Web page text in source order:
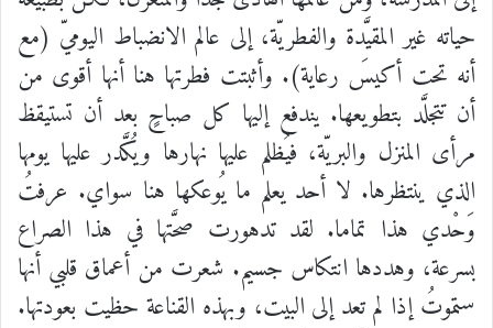
حياته غير المقيَّدة والفطريّة، إلى عالم الانضباط اليوميّ (مع
أنه تحت أكيسَ رعاية). وأثبتت فطرتها هنا أنها أقوى من
أن تتجلَّد بتطويعها. يندفع إليها كل صباحٍ بعد أن تستيقظ
مرأى المنزل والبريّة، فيُظلم عليها نهارها ويُكَّدر عليها يومها
الذي ينتظرها. لا أحد يعلم ما يُوعكها هنا سواي. عرفتُ
وَحْدي هذا تماما. لقد تدهورت صحَّتها في هذا الصراع
بسرعة، وهددها انتكاس جسيم. شعرت من أعماق قلبي أنها
ستموتُ إذا لمتعدإلى البيت، وبهذه القناعة حظيت بعودتها.